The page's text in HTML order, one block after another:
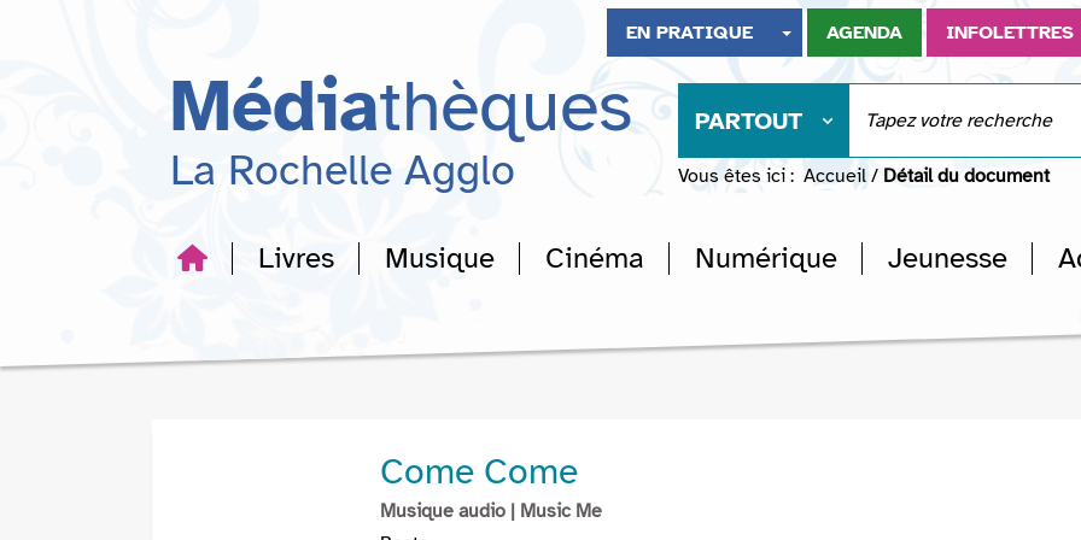
recherche
EN PRATIQUE AGENDA INFOLETTRES
Médiathèques
La Rochelle Agglo
PARTOUT
Vous êtes ici : Accueil / Détail du document
Livres Musique Cinéma Numérique Jeunesse
Come Come
Musique audio | Music Me